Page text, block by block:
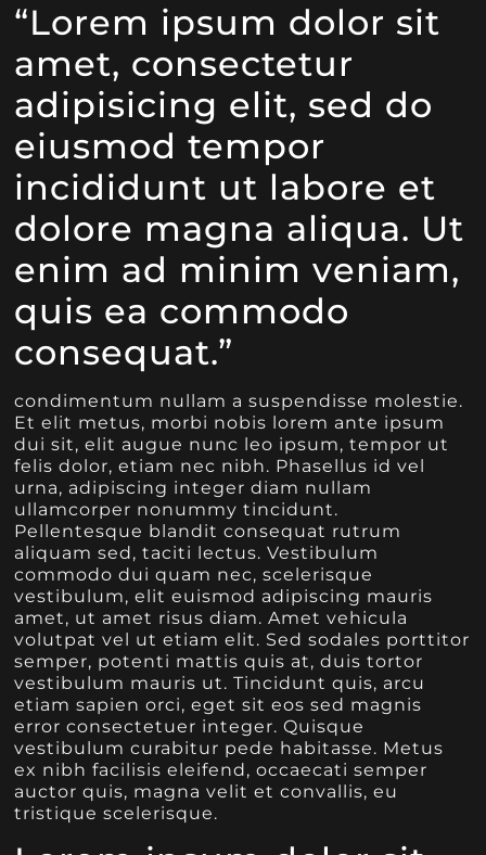
“Lorem ipsum dolor sit
amet, consectetur
adipisicing elit, sed do
eiusmod tempor
incididunt ut labore et
dolore magna aliqua. Ut
enim ad minim veniam,
quis ea commodo
consequat.”
condimentum nullam a suspendisse molestie.
Et elit metus, morbi nobis lorem ante ipsum
dui sit, elit augue nunc leo ipsum, tempor ut
felis dolor, etiam nec nibh. Phasellus id vel
urna, adipiscing integer diam nullam
ullamcorper nonummy tincidunt.
Pellentesque blandit consequat rutrum
aliquam sed, taciti lectus. Vestibulum
commodo dui quam nec, scelerisque
vestibulum, elit euismod adipiscing mauris
amet, ut amet risus diam. Amet vehicula
volutpat vel ut etiam elit. Sed sodales porttitor
semper, potenti mattis quis at, duis tortor
vestibulum mauris ut. Tincidunt quis, arcu
etiam sapien orci, eget sit eos sed magnis
error consectetuer integer. Quisque
vestibulum curabitur pede habitasse. Metus
ex nibh facilisis eleifend, occaecati semper
auctor quis, magna velit et convallis, eu
tristique scelerisque.